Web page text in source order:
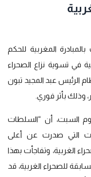
بالمبادرة المغربية للحكم
في تسوية نزاع الصحراء
الرئيس عبد المجيد تبون
وذلك بأثر فوري.
اليوم السبت، أن “السلطات
التي صدرت عن أعلى
الغربية، وتفاجأت بهذا
للصحراء الغربية، قد